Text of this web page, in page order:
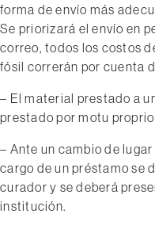
forma de envío más
Se priorizará el envío en
correo, todos los costos
fósil correrán por cuenta
– El material prestado a
prestado por motu
– Ante un cambio de
cargo de un préstamo se
curador y se deberá
institución.